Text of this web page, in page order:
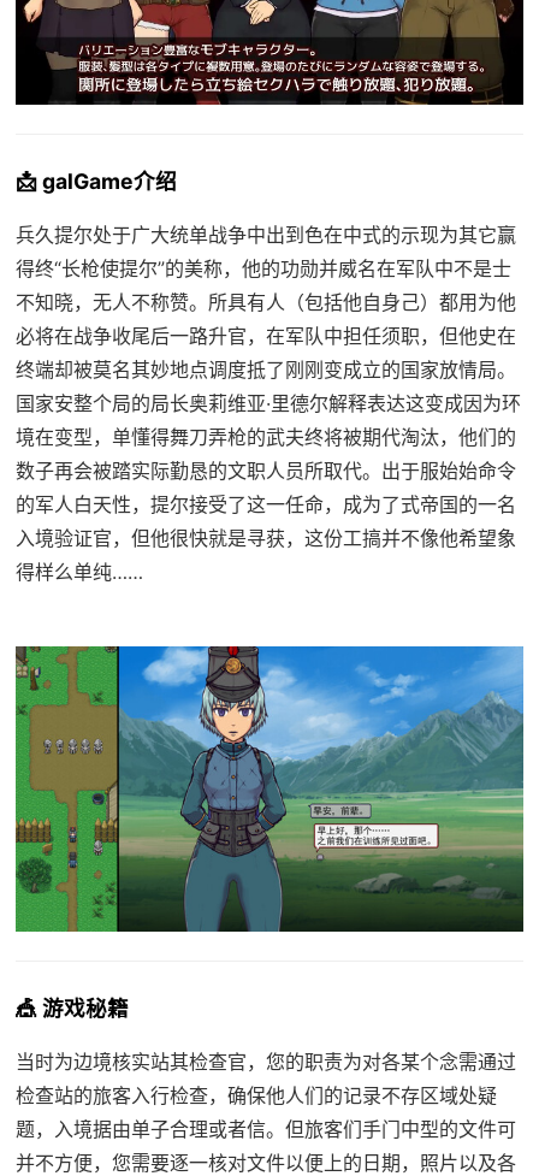
📩 galGame介绍
兵久提尔处于广大统单战争中出到色在中式的示现为其它赢
得终“长枪使提尔”的美称，他的功勋并威名在军队中不是士
不知晓，无人不称赞。所具有人（包括他自身己）都用为他
必将在战争收尾后一路升官，在军队中担任须职，但他史在
终端却被莫名其妙地点调度抵了刚刚变成立的国家放情局。
国家安整个局的局长奥莉维亚·里德尔解释表达这变成因为环
境在变型，单懂得舞刀弄枪的武夫终将被期代淘汰，他们的
数子再会被踏实际勤恳的文职人员所取代。出于服始始命令
的军人白天性，提尔接受了这一任命，成为了式帝国的一名
入境验证官，但他很快就是寻获，这份工搞并不像他希望象
得样么单纯……
🎪 游戏秘籍
当时为边境核实站其检查官，您的职责为对各某个念需通过
检查站的旅客入行检查，确保他人们的记录不存区域处疑
题，入境据由单子合理或者信。但旅客们手门中型的文件可
并不方便，您需要逐一核对文件以便上的日期，照片以及各